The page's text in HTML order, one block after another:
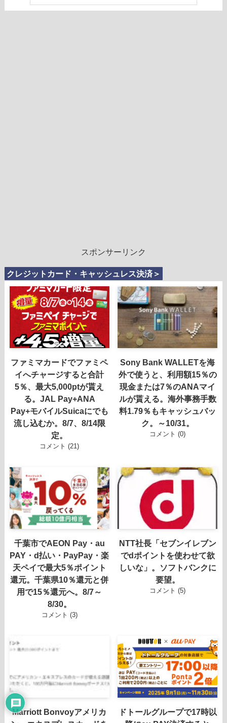
スポンサーリンク
クレジットカード・キャッシュレス決済＞
ファミマカードでファミペ
イへチャージすると合計
5％、最大5,000ptが貰え
る。JAL Pay+ANA
Pay+モバイルSuicaにでも
流し込むか。8/7、8/14限
定。
コメント (21)
Sony Bank WALLETを海
外で使うと、利用額15％の
現金または7％のANAマイ
ルが貰える。海外事務手数
料1.79％もキャッシュバッ
ク。～10/31。
コメント (0)
千葉市でAEON Pay・au
PAY・d払い・PayPay・楽
天ペイで最大5％ポイント
還元。千葉県10％還元と併
用で15％還元へ。8/7～
8/30。
コメント (3)
NTT社長「セブンイレブン
でdポイントを使わせて欲
しいな」。ソフトバンクに
要望。
コメント (5)
Marriott Bonvoyアメリカ
ドトールグループで17時以